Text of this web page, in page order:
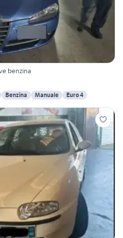
benzina
Benzina Manuale Euro 4